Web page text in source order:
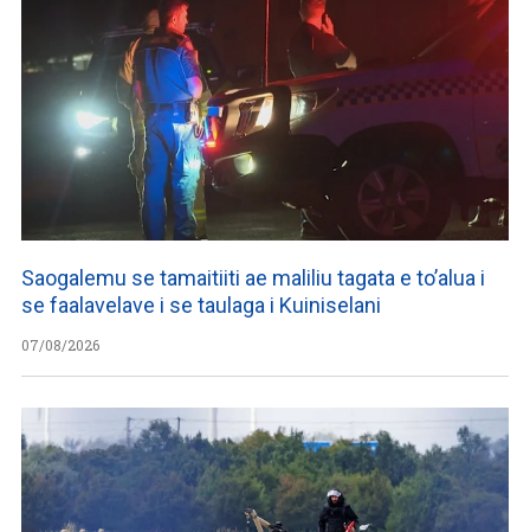
Saogalemu se tamaitiiti ae maliliu tagata e to’alua i
se faalavelave i se taulaga i Kuiniselani
07/08/2026